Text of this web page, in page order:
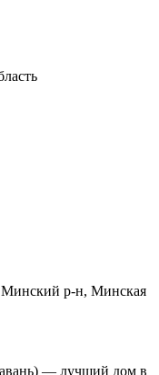
Минский р-н, Минская
— лучший дом в